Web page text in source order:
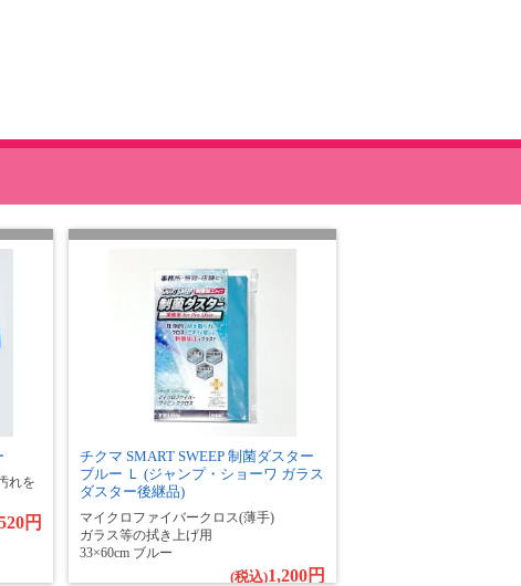
れを
円
チクマ SMART SWEEP 制菌ダスター
ブルー Ｌ (ジャンプ・ショーワ ガラス
ダスター後継品)
マイクロファイバークロス(薄手)
ガラス等の拭き上げ用
33×60cm ブルー
(税込)1,200円